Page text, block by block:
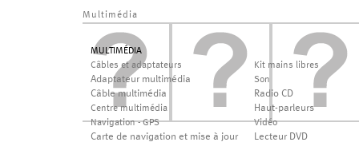
Multimédia
MULTIMÉDIA
Câbles et adaptateurs
Adaptateur multimédia
Câble multimédia
Centre multimédia
Navigation - GPS
Carte de navigation et mise à jour
Kit mains libres
Son
Radio CD
Haut-parleurs
Vidéo
Lecteur DVD